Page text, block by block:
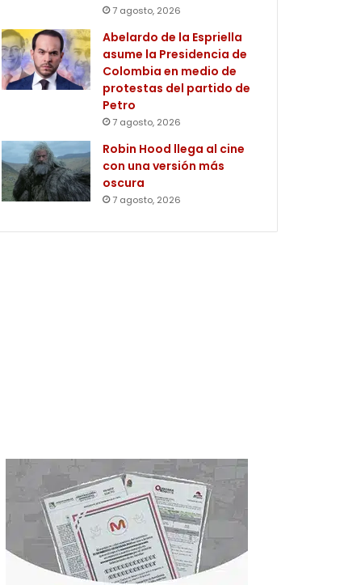
7 agosto, 2026
Abelardo de la Espriella
asume la Presidencia de
Colombia en medio de
protestas del partido de
Petro
7 agosto, 2026
Robin Hood llega al cine
con una versión más
oscura
7 agosto, 2026